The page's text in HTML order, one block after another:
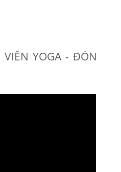
VIÊN YOGA - ĐÓN